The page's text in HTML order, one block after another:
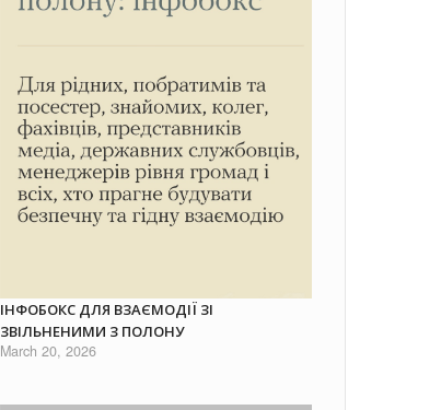
ІНФОБОКС ДЛЯ ВЗАЄМОДІЇ ЗІ
ЗВІЛЬНЕНИМИ З ПОЛОНУ
March 20, 2026